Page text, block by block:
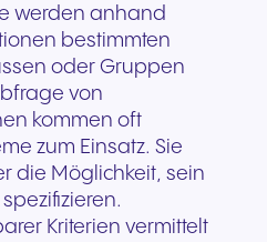
werden anhand
bestimmten
oder Gruppen
von
kommen oft
zum Einsatz. Sie
die Möglichkeit, sein
Kriterien vermittelt